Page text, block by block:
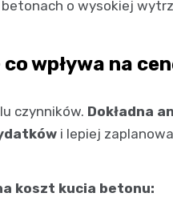
o wysokiej
wpływa na
czynników. Dokładna
i lepiej
koszt kucia betonu: